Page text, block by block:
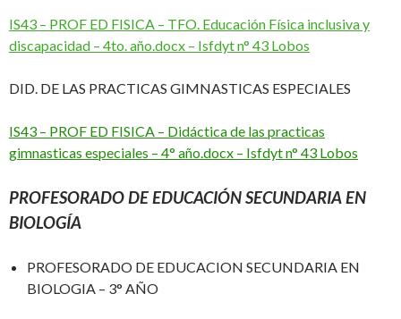
IS43 – PROF ED FISICA – TFO. Educación Física inclusiva y
discapacidad – 4to. año.docx – Isfdyt n° 43 Lobos
DID. DE LAS PRACTICAS GIMNASTICAS ESPECIALES
IS43 – PROF ED FISICA – Didáctica de las practicas
gimnasticas especiales – 4° año.docx – Isfdyt n° 43 Lobos
PROFESORADO DE EDUCACIÓN SECUNDARIA EN
BIOLOGÍA
PROFESORADO DE EDUCACION SECUNDARIA EN
BIOLOGIA – 3° AÑO